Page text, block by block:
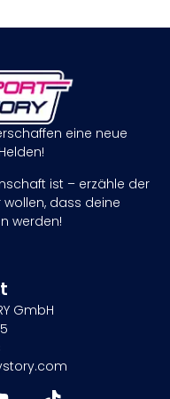
eine neue
ist – erzähle der
wollen, dass deine
werden!
GmbH